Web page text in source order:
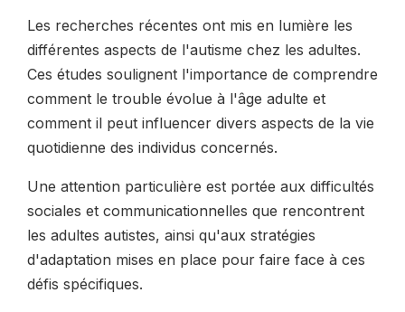
Les recherches récentes ont mis en lumière les
différentes aspects de l'autisme chez les adultes.
Ces études soulignent l'importance de comprendre
comment le trouble évolue à l'âge adulte et
comment il peut influencer divers aspects de la vie
quotidienne des individus concernés.
Une attention particulière est portée aux difficultés
sociales et communicationnelles que rencontrent
les adultes autistes, ainsi qu'aux stratégies
d'adaptation mises en place pour faire face à ces
défis spécifiques.